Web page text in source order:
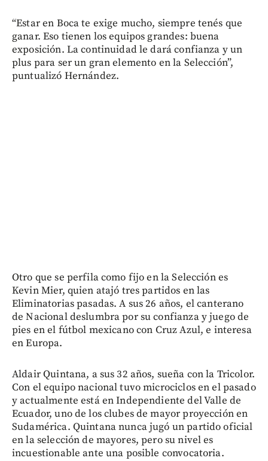
“Estar en Boca te exige mucho, siempre tenés que
ganar. Eso tienen los equipos grandes: buena
exposición. La continuidad le dará confianza y un
plus para ser un gran elemento en la Selección”,
puntualizó Hernández.
Otro que se perfila como fijo en la Selección es
Kevin Mier, quien atajó tres partidos en las
Eliminatorias pasadas. A sus 26 años, el canterano
de Nacional deslumbra por su confianza y juego de
pies en el fútbol mexicano con Cruz Azul, e interesa
en Europa.
Aldair Quintana, a sus 32 años, sueña con la Tricolor.
Con el equipo nacional tuvo microciclos en el pasado
y actualmente está en Independiente del Valle de
Ecuador, uno de los clubes de mayor proyección en
Sudamérica. Quintana nunca jugó un partido oficial
en la selección de mayores, pero su nivel es
incuestionable ante una posible convocatoria.